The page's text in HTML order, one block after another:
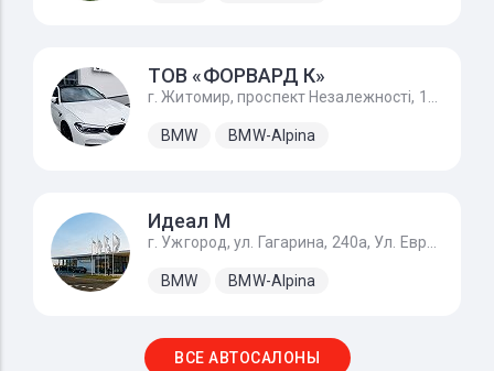
ТОВ «ФОРВАРД К»
BMW BMW-Alpina
Идеал М
BMW BMW-Alpina
ВСЕ АВТОСАЛОНЫ